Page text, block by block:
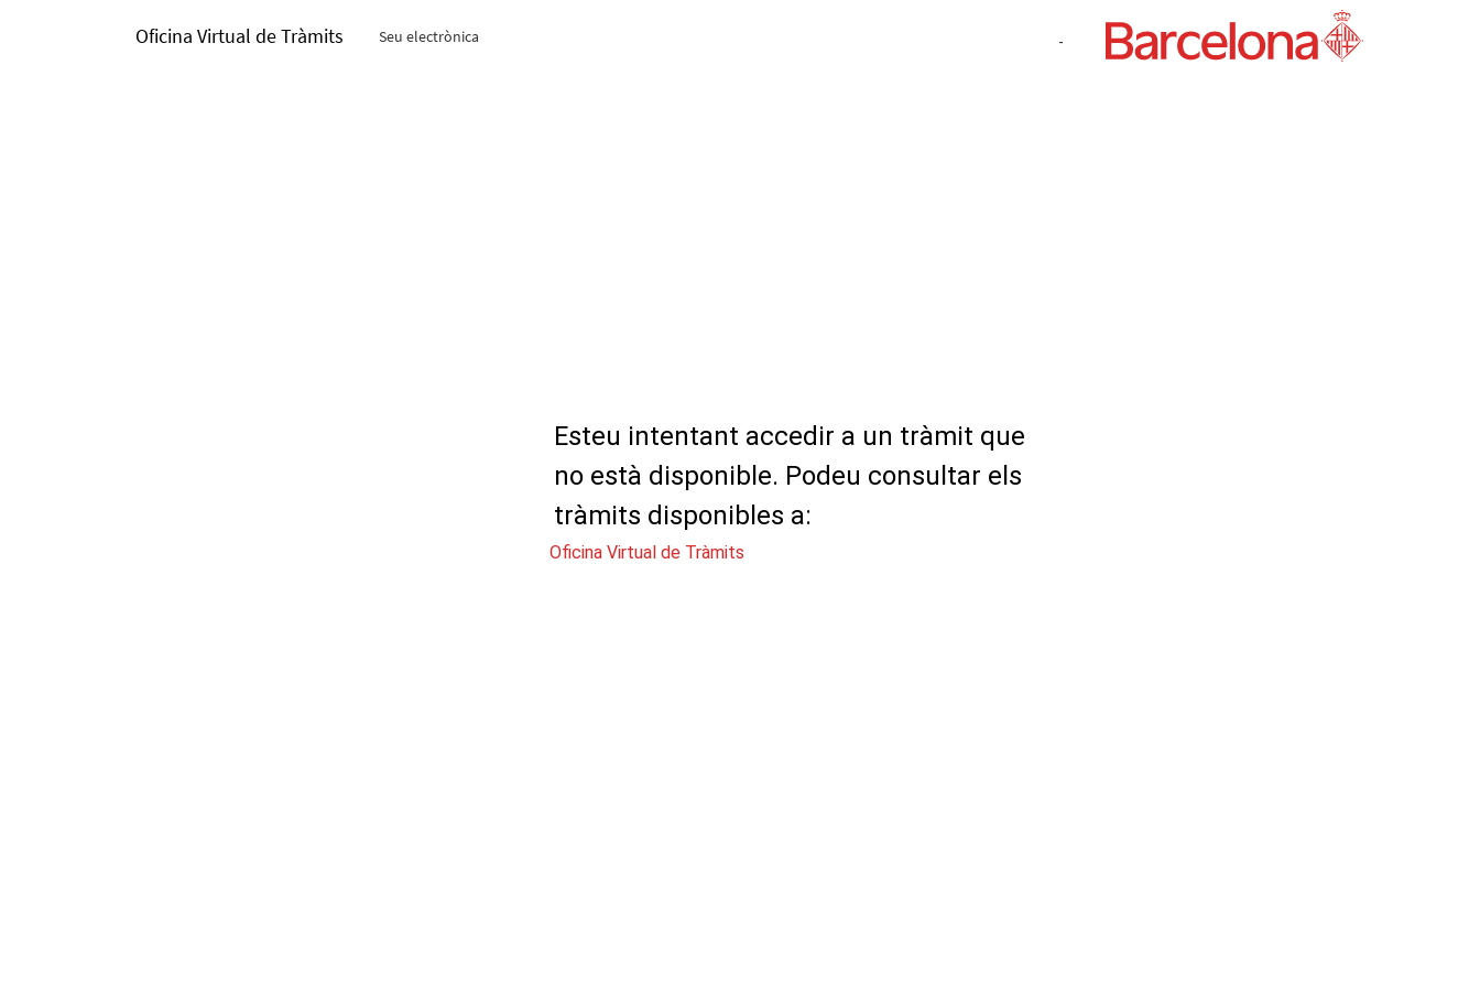
Oficina Virtual de Tràmits Seu electrònica -
Esteu intentant accedir a un tràmit que
no està disponible. Podeu consultar els
tràmits disponibles a:
Oficina Virtual de Tràmits